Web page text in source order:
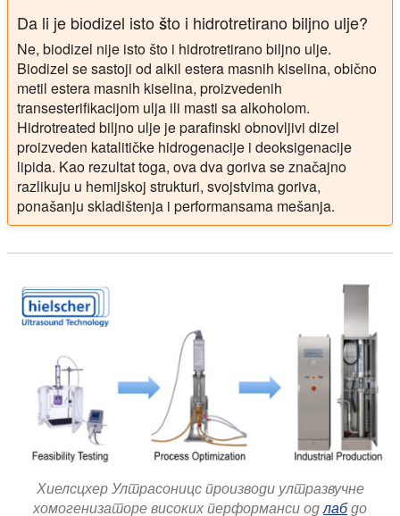
Da li je biodizel isto što i hidrotretirano biljno ulje?
Ne, biodizel nije isto što i hidrotretirano biljno ulje.
Biodizel se sastoji od alkil estera masnih kiselina, obično
metil estera masnih kiselina, proizvedenih
transesterifikacijom ulja ili masti sa alkoholom.
Hidrotreated biljno ulje je parafinski obnovljivi dizel
proizveden katalitičke hidrogenacije i deoksigenacije
lipida. Kao rezultat toga, ova dva goriva se značajno
razlikuju u hemijskoj strukturi, svojstvima goriva,
ponašanju skladištenja i performansama mešanja.
Хиелсцхер Ултрасоницс производи ултразвучне
хомогенизаторе високих перформанси одлабдо